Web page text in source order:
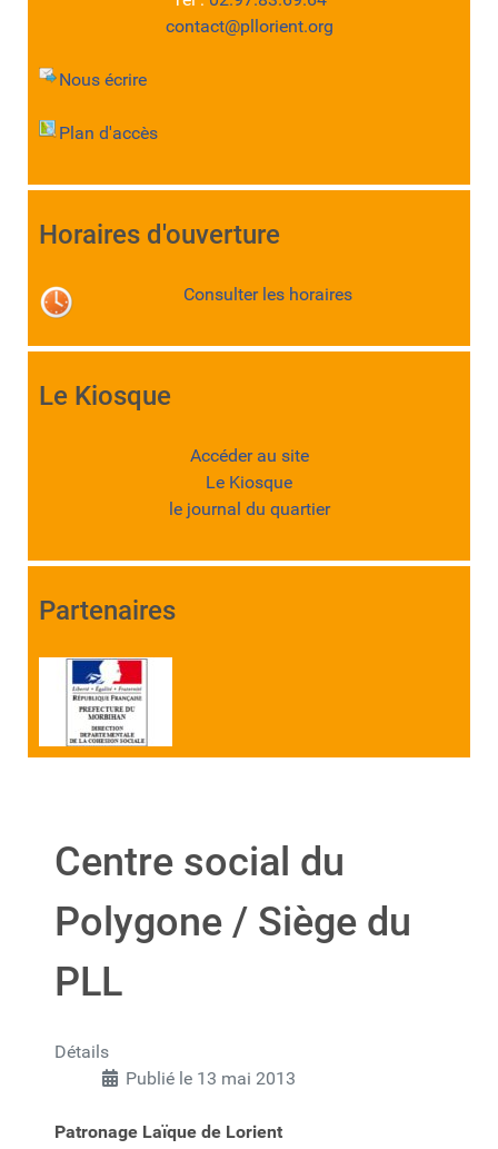
contact@pllorient.org
Nous écrire
Plan d'accès
Horaires d'ouverture
Consulter les horaires
Le Kiosque
Accéder au site
Le Kiosque
le journal du quartier
Partenaires
Centre social du
Polygone / Siège du
PLL
Détails
Publié le 13 mai 2013
Patronage Laïque de Lorient